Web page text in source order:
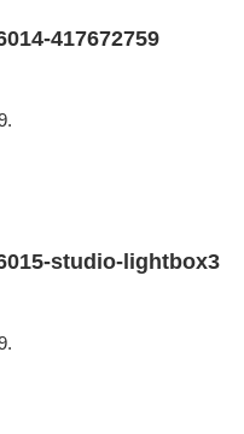
417672759
studio-lightbox3